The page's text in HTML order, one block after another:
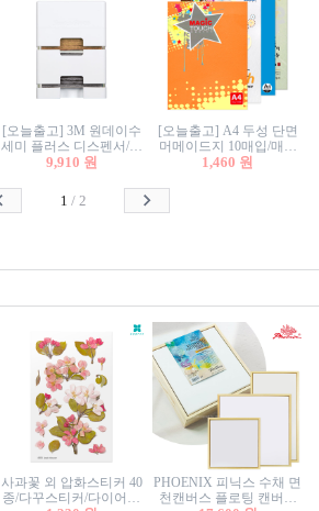
[오늘출고] 3M 원데이수
세미 플러스 디스펜서/소
프트수세미5매+강력수세
9,910 원
[오늘출고] A4 두성 단면
머메이드지 10매입/매직
터치/색지/색상지/색복사
칼라색지/고급복사지
1,460 원
1 / 2
사과꽃 외 압화스티커 40
종/다꾸스티커/다이어리
PHOENIX 피닉스 수채 면
천캔버스 플로팅 캔버스